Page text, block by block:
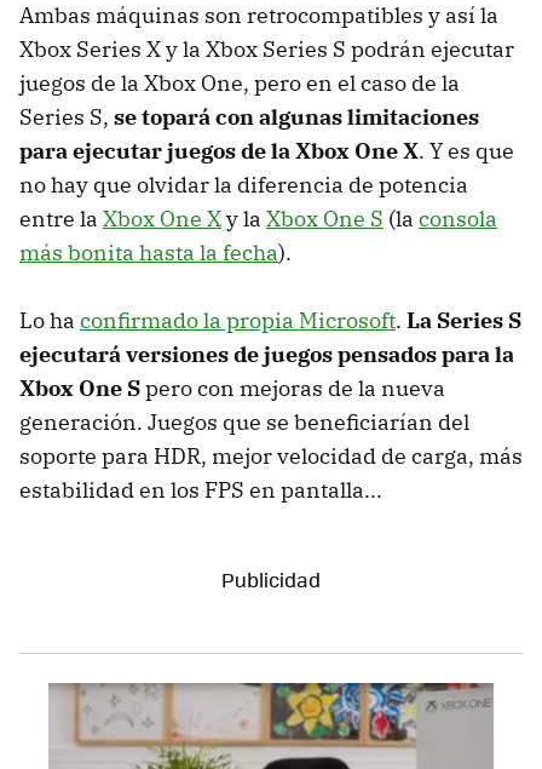
Ambas máquinas son retrocompatibles y así la
Xbox Series X y la Xbox Series S podrán ejecutar
juegos de la Xbox One, pero en el caso de la
Series S, se topará con algunas limitaciones
para ejecutar juegos de la Xbox One X. Y es que
no hay que olvidar la diferencia de potencia
entre la Xbox One Xy la Xbox One S (la consola
más bonita hasta la fecha).
Lo ha confirmado la propia Microsoft. La Series S
ejecutará versiones de juegos pensados para la
Xbox One Spero con mejoras de la nueva
generación. Juegos que se beneficiarían del
soporte para HDR, mejor velocidad de carga, más
estabilidad en los FPS en pantalla...